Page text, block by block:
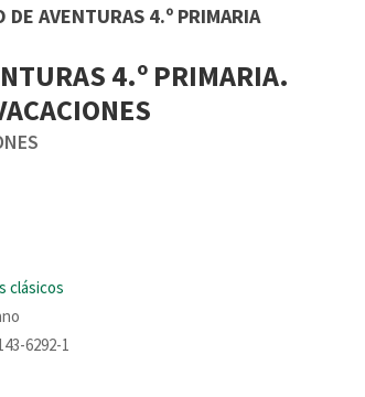
DE AVENTURAS 4.º PRIMARIA
4.º PRIMARIA.
clásicos
6292-1